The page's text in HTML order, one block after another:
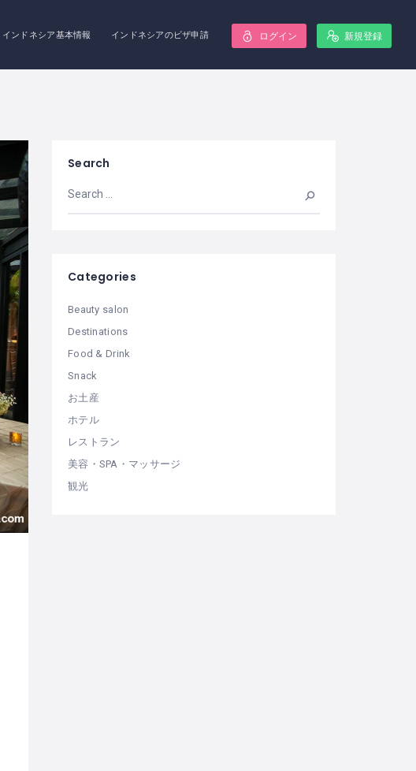
インドネシア基本情報 インドネシアのビザ申請 ログイン 新規登録
Search
Categories
Beauty salon
Destinations
Food & Drink
Snack
お土産
ホテル
レストラン
美容・SPA・マッサージ
観光